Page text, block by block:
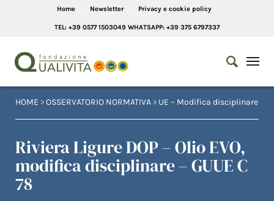
Home Newsletter Privacy e cookie policy
TEL: +39 0577 1503049 WHATSAPP: +39 375 6797337
HOME >OSSERVATORIO NORMATIVA > UE – Modifica disciplinare
Riviera Ligure DOP – Olio EVO,
modifica disciplinare – GUUE C
78